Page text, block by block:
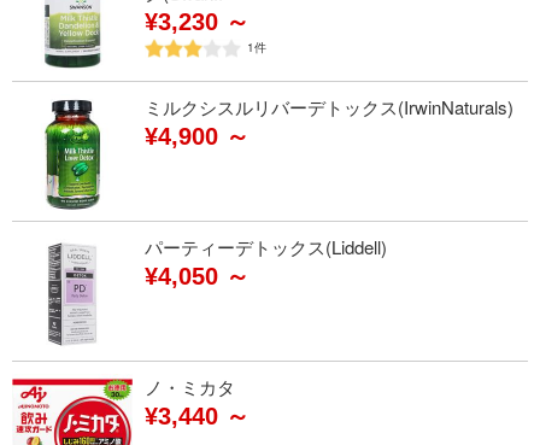
¥3,230 ～
1件
ミルクシスルリバーデトックス(IrwinNaturals)
¥4,900 ～
パーティーデトックス(Liddell)
¥4,050 ～
ノ・ミカタ
¥3,440 ～